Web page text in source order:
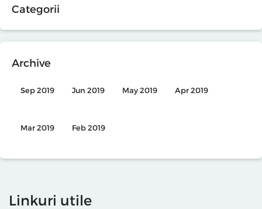
Categorii
Archive
Sep 2019 Jun 2019 May 2019 Apr 2019
Mar 2019 Feb 2019
Linkuri utile